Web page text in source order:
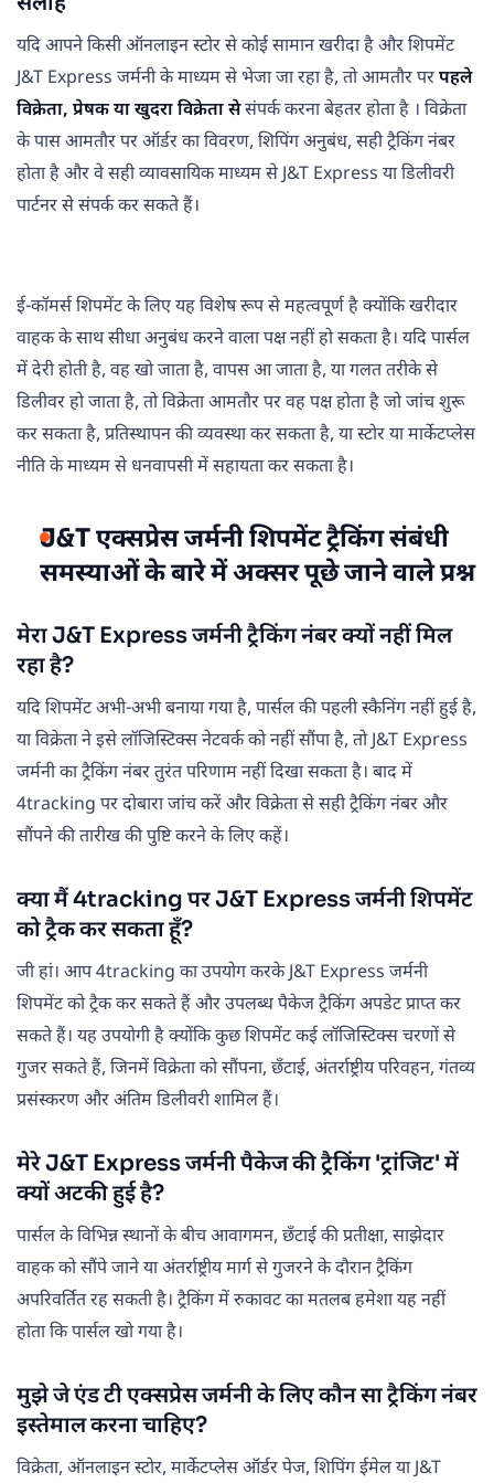
यदि आपने किसी ऑनलाइन स्टोर से कोई सामान खरीदा है और शिपमेंट
J&T Express जर्मनी के माध्यम से भेजा जा रहा है, तो आमतौर परपहले
विक्रेता, प्रेषक या खुदरा विक्रेता सेसंपर्क करना बेहतर होता है । विक्रेता
के पास आमतौर पर ऑर्डर का विवरण, शिपिंग अनुबंध, सही ट्रैकिंग नंबर
होता है और वे सही व्यावसायिक माध्यम से J&T Express या डिलीवरी
पार्टनर से संपर्क कर सकते हैं।
ई-कॉमर्स शिपमेंट के लिए यह विशेष रूप से महत्वपूर्ण है क्योंकि खरीदार
वाहक के साथ सीधा अनुबंध करने वाला पक्ष नहीं हो सकता है। यदि पार्सल
में देरी होती है, वह खो जाता है, वापस आ जाता है, या गलत तरीके से
डिलीवर हो जाता है, तो विक्रेता आमतौर पर वह पक्ष होता है जो जांच शुरू
कर सकता है, प्रतिस्थापन की व्यवस्था कर सकता है, या स्टोर या मार्केटप्लेस
नीति के माध्यम से धनवापसी में सहायता कर सकता है।
J&T एक्सप्रेस जर्मनी शिपमेंट ट्रैकिंग संबंधी
समस्याओं के बारे में अक्सर पूछे जाने वाले प्रश्न
मेरा J&T Express जर्मनी ट्रैकिंग नंबर क्यों नहीं मिल
रहा है?
यदि शिपमेंट अभी-अभी बनाया गया है, पार्सल की पहली स्कैनिंग नहीं हुई है,
या विक्रेता ने इसे लॉजिस्टिक्स नेटवर्क को नहीं सौंपा है, तो J&T Express
जर्मनी का ट्रैकिंग नंबर तुरंत परिणाम नहीं दिखा सकता है। बाद में
4tracking पर दोबारा जांच करें और विक्रेता से सही ट्रैकिंग नंबर और
सौंपने की तारीख की पुष्टि करने के लिए कहें।
क्या मैं 4tracking पर J&T Express जर्मनी शिपमेंट
को ट्रैक कर सकता हूँ?
जी हां। आप 4tracking का उपयोग करके J&T Express जर्मनी
शिपमेंट को ट्रैक कर सकते हैं और उपलब्ध पैकेज ट्रैकिंग अपडेट प्राप्त कर
सकते हैं। यह उपयोगी है क्योंकि कुछ शिपमेंट कई लॉजिस्टिक्स चरणों से
गुजर सकते हैं, जिनमें विक्रेता को सौंपना, छँटाई, अंतर्राष्ट्रीय परिवहन, गंतव्य
प्रसंस्करण और अंतिम डिलीवरी शामिल हैं।
मेरे J&T Express जर्मनी पैकेज की ट्रैकिंग 'ट्रांजिट' में
क्यों अटकी हुई है?
पार्सल के विभिन्न स्थानों के बीच आवागमन, छँटाई की प्रतीक्षा, साझेदार
वाहक को सौंपे जाने या अंतर्राष्ट्रीय मार्ग से गुजरने के दौरान ट्रैकिंग
अपरिवर्तित रह सकती है। ट्रैकिंग में रुकावट का मतलब हमेशा यह नहीं
होता कि पार्सल खो गया है।
मुझे जे एंड टी एक्सप्रेस जर्मनी के लिए कौन सा ट्रैकिंग नंबर
इस्तेमाल करना चाहिए?
विक्रेता, ऑनलाइन स्टोर, मार्केटप्लेस ऑर्डर पेज, शिपिंग ईमेल या J&T